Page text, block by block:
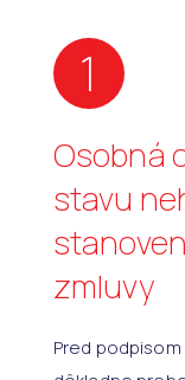
1
Osobná
stavu
zmluvy
Pred